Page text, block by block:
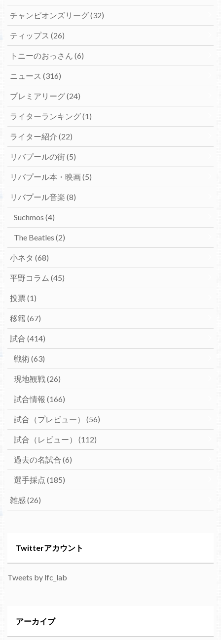
チャンピオンズリーグ(32)
ティップス (26)
トニーのおっさん (6)
ニュース (316)
プレミアリーグ(24)
ライターランキング(1)
ライター紹介 (22)
リバプールの街(5)
リバプール本・映画(5)
リバプール音楽 (8)
Suchmos (4)
The Beatles (2)
小ネタ (68)
平野コラム (45)
投票 (1)
移籍(67)
試合 (414)
戦術(63)
現地観戦 (26)
試合情報 (166)
試合（プレビュー） (56)
試合（レビュー） (112)
過去の名試合 (6)
選手採点 (185)
雑感(26)
Twitterアカウント
Tweets by lfc_lab
アーカイブ